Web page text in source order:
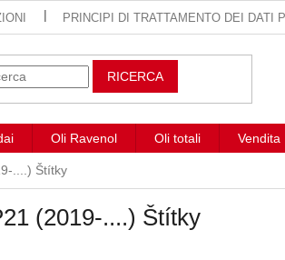
PRINCIPI DI TRATTAMENTO DEI DATI
RICERCA
Oli Ravenol Oli totali Vendita
....) Štítky
(2019-....) Štítky